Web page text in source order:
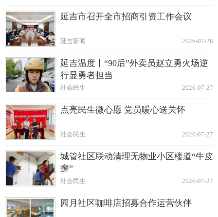
延吉市召开全市招商引资工作会议
2026-07-28
延吉新闻
延吉温度丨“90后”外卖员赵立勇火场逆
行显勇者担当
2026-07-27
社会民生
点亮民生微心愿 党员暖心送关怀
2026-07-27
社会民生
城管社区联动清理无物业小区楼道“牛皮
癣”
2026-07-27
社会民生
园月社区咖啡店招募合作运营伙伴